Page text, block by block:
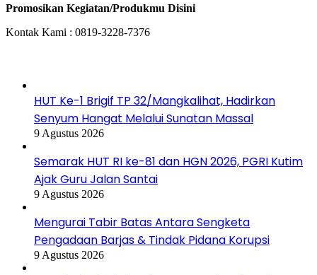
Promosikan Kegiatan/Produkmu Disini
Kontak Kami : 0819-3228-7376
HUT Ke-1 Brigif TP 32/Mangkalihat, Hadirkan
Senyum Hangat Melalui Sunatan Massal
9 Agustus 2026
Semarak HUT RI ke-81 dan HGN 2026, PGRI Kutim
Ajak Guru Jalan Santai
9 Agustus 2026
Mengurai Tabir Batas Antara Sengketa
Pengadaan Barjas & Tindak Pidana Korupsi
9 Agustus 2026